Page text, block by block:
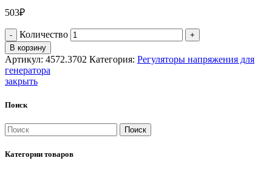
503₽
Количество
В корзину
Артикул: 4572.3702 Категория: Регуляторы напряжения для
генератора
закрыть
Поиск
Поиск
Категории товаров